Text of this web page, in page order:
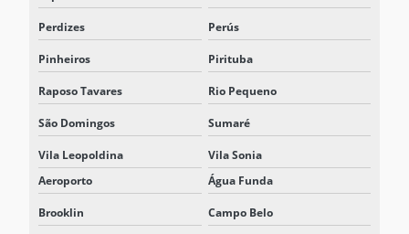
REPRESENTANTE DELTA NOBREAK
REPRESENTANTE DELTA NOBREAK SP
REPRESENTANTE ELTEK SISTEMAS
RETIFICADOR BATERIA
RETIFICADOR CARREGADOR
Perdizes Perús
Pinheiros Pirituba
Raposo Tavares Rio Pequeno
São Domingos Sumaré
Vila Leopoldina
Vila Sonia
Aeroporto
Água Funda
Brooklin Campo Belo